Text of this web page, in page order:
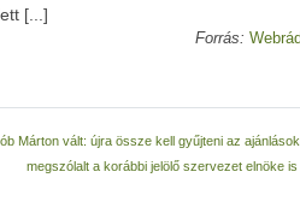
[...]
Forrás:
Márton vált: újra össze kell gyűjteni az
megszólalt a korábbi jelölő szervezet elnöke is